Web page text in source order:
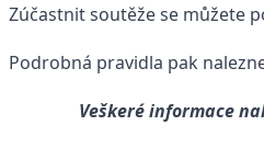
Zúčastnit soutěže se můžete
Podrobná pravidla pak
Veškeré informace